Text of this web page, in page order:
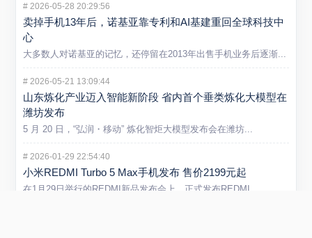
# 2026-05-28 20:29:56
卖掉手机13年后，诺基亚靠专利和AI基建重回全球科技中
心
大多数人对诺基亚的记忆，还停留在2013年出售手机业务后逐渐...
# 2026-05-21 13:09:44
山东炼化产业迈入智能新阶段 省内首个垂类炼化大模型在
潍坊发布
5 月 20 日，“弘润・移动” 炼化智炬大模型发布会在潍坊...
# 2026-01-29 22:54:40
小米REDMI Turbo 5 Max手机发布 售价2199元起
在1月29日举行的REDMI新品发布会上，正式发布REDMI...